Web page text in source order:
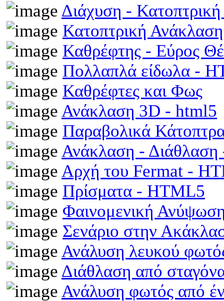
Διάχυση -
Κατοπτρική
Καθρέφτης - Εύρος
Πολλαπλά είδωλα -
Καθρέφτες και Φως
Ανάκλαση 3D - html5
Παραβολικά
Ανάκλαση -
Αρχή του Fermat -
Πρίσματα - HTML5
Φαινομενική
Σενάριο στην
Ανάλυση λευκού
Διάθλαση από
Ανάλυση φωτός από